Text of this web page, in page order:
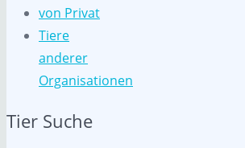
von Privat
Tiere
anderer
Organisationen
Tier Suche